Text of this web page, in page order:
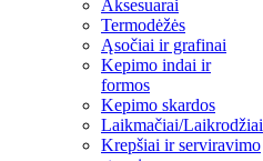
Aksesuarai
Termodėžės
Ąsočiai ir grafinai
Kepimo indai ir
formos
Kepimo skardos
Laikmačiai/Laikrodžiai
Krepšiai ir serviravimo